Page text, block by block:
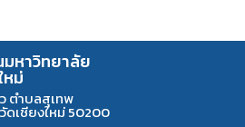
หาวิทยาลัย
หม่
ตำบลสุเทพ
ดเชียงใหม่ 50200